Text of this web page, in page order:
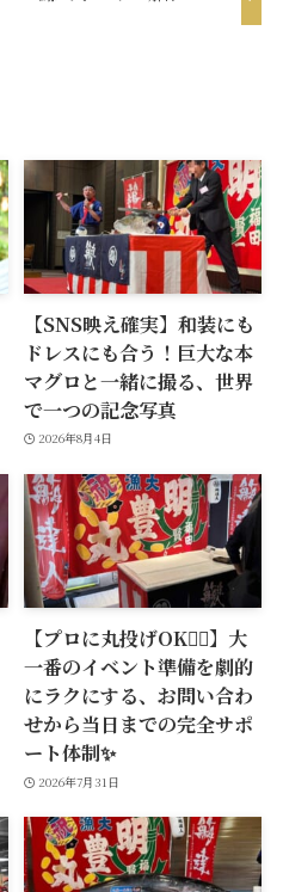
【SNS映え確実】和装にも
ドレスにも合う！巨大な本
マグロと一緒に撮る、世界
で一つの記念写真
2026年8月4日
【プロに丸投げOK🙆‍♂️】大
一番のイベント準備を劇的
にラクにする、お問い合わ
せから当日までの完全サポ
ート体制✨
2026年7月31日